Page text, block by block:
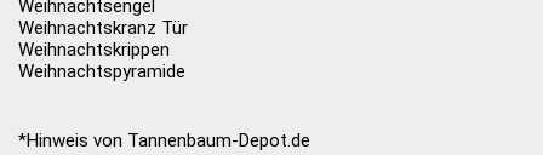
Weihnachtsengel
Weihnachtskranz Tür
Weihnachtskrippen
Weihnachtspyramide
*Hinweis von Tannenbaum-Depot.de